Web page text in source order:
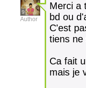
9
Author
Merci a
bd ou
C'est
tiens ne
Ca fait
mais je